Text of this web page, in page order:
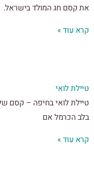
חג המולד בישראל.
עוד »
לואי
לואי בחיפה – קסם של נוף
הכרמל אם
עוד »